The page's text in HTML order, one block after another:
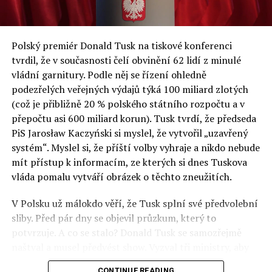
ekonomických a sociálních problémů v Polsku a střední
a východní Evropě.
Otázky spojené s vývojem umělé inteligence budou na
fóru AI zvláště diskutovanou oblastí. Fórum AI bude
zahrnovat vyhrazenou tematickou trať skládající se z
panelů, prezentací, workshopů a speciálních akcí.
Budou diskutovány klíčové otázky vlivu umělé
inteligence ve společnosti, ale i v sektoru veřejných a
komerčních služeb. Budou se diskutovat problémy a
výzvy, kterým bude muset trh čelit tváří v tvář zásadním
technologickým změnám. Účastníci fóra také zváží, do
technologií umělé inteligence v mnoha oblastech života
umožní Evropské unii obnovit konkurenceschopnost ve
vztahu ke globálním ekonomikám a nutnosti zajistit
Polský premiér Donald Tusk na tiskové konferenci
tvrdil, že v současnosti čelí obvinění 62 lidí z minulé
vládní garnitury. Podle něj se řízení ohledně
podezřelých veřejných výdajů týká 100 miliard zlotých
(což je přibližně 20 % polského státního rozpočtu a v
přepočtu asi 600 miliard korun). Tusk tvrdí, že předseda
PiS Jarosław Kaczyński si myslel, že vytvořil „uzavřený
systém“. Myslel si, že příští volby vyhraje a nikdo nebude
mít přístup k informacím, ze kterých si dnes Tuskova
vláda pomalu vytváří obrázek o těchto zneužitích.
V Polsku už málokdo věří, že Tusk splní své předvolební
sliby. Před pár dny se objevil průzkum, který to
potvrzuje. A co se stalo? Donald Tusk se samozřejmě
před kamerami podepsali dohodu o stíhání členů PiS, a
CONTINUE READING